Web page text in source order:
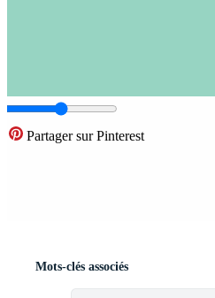
Partager sur Pinterest
Mots-clés associés